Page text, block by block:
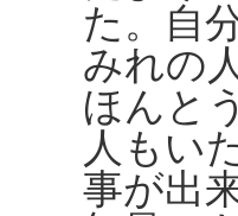
た。自
みれの
ほんと
人もい
事が出